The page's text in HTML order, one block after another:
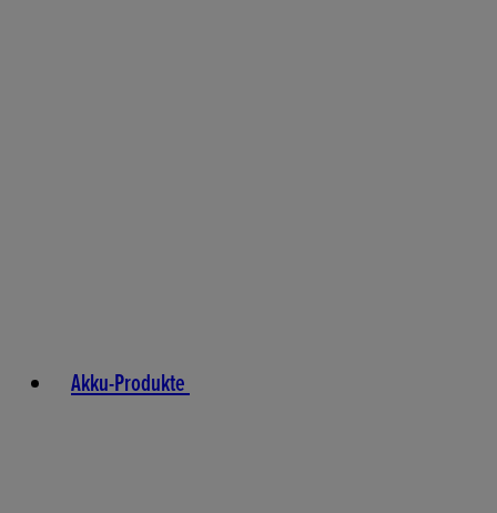
Akku-Produkte